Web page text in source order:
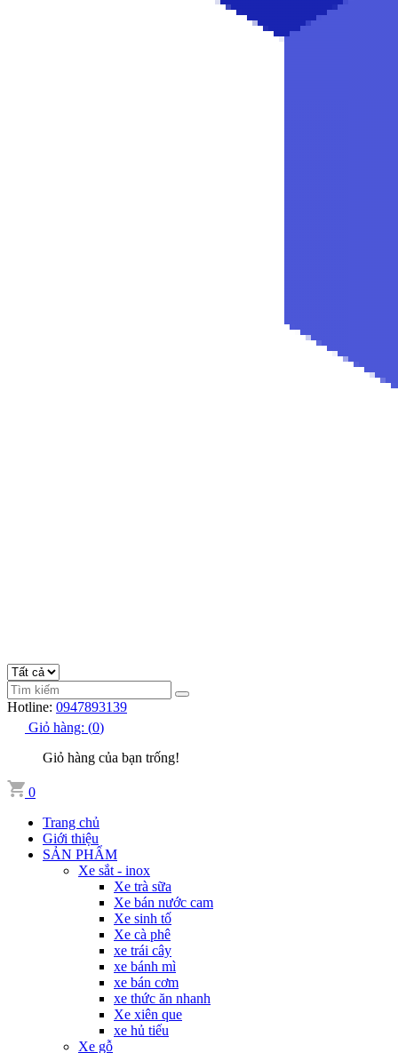
Hotline: 0947893139
Giỏ hàng: (0)
Giỏ hàng của bạn trống!
0
Trang chủ
Giới thiệu
SẢN PHẨM
Xe sắt - inox
Xe trà sữa
Xe bán nước cam
Xe sinh tố
Xe cà phê
xe trái cây
xe bánh mì
xe bán cơm
xe thức ăn nhanh
Xe xiên que
xe hủ tiếu
Xe gỗ